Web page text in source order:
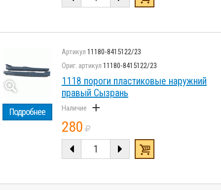
Подробнее
11180-8415122/23
11180-8415122/23
1118 пороги пластиковые наружний
правый Сызрань
+
280